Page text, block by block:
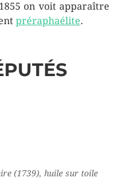
on voit apparaître
préraphaélite.
(1739), huile sur toile